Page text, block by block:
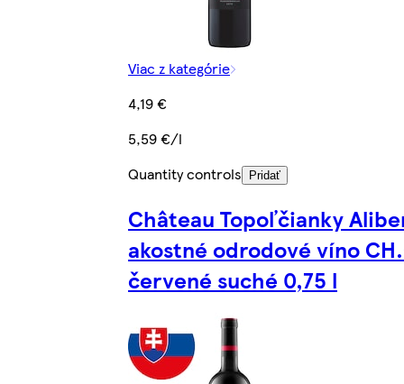
Viac z kategórie
4,19 €
5,59 €/l
Quantity controls
Pridať
Château Topoľčianky
akostné odrodové víno
červené suché 0,75 l